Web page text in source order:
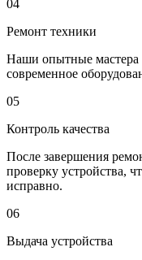
04
Ремонт техники
Наши опытные мастера
современное
05
Контроль качества
После завершения
проверку устройства,
исправно.
06
Выдача устройства